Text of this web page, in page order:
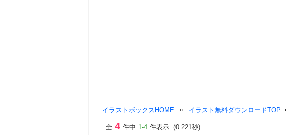
イラストボックスHOME イラスト無料ダウンロードTOP
全 4 件中 1-4 件表示 (0.221秒)